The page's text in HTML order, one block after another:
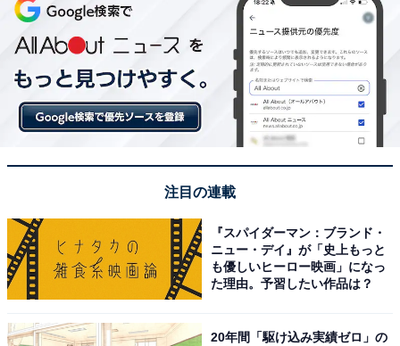
注目の連載
『スパイダーマン：ブランド・
ニュー・デイ』が「史上もっと
も優しいヒーロー映画」になっ
た理由。予習したい作品は？
20年間「駆け込み実績ゼロ」の